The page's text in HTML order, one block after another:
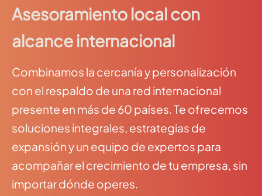
Asesoramiento local con
alcance internacional
Combinamos la cercanía y personalización
con el respaldo de una red internacional
presente en más de 60 países. Te ofrecemos
soluciones integrales, estrategias de
expansión y un equipo de expertos para
acompañar el crecimiento de tu empresa, sin
importar dónde operes.